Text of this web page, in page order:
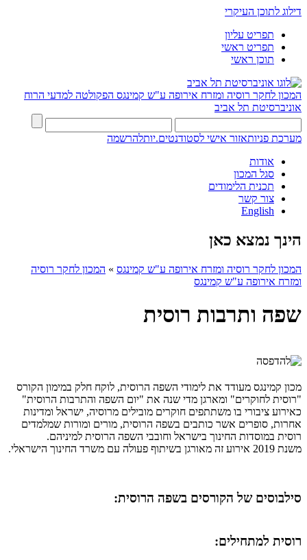
דילוג לתוכן העיקרי
תפריט עליון
תפריט ראשי
תוכן ראשי
המכון לחקר רוסיה ומזרח אירופה ע"ש קמינגס הפקולטה למדעי הרוח
אוניברסיטת תל אביב
מערכת פניותאזור אישי לסטודנטים.יותלהרשמה
אודות
סגל המכון
תכנית הלימודים
צור קשר
English
הינך נמצא כאן
המכון לחקר רוסיה ומזרח אירופה ע"ש קמינגס » המכון לחקר רוסיה
ומזרח אירופה ע"ש קמינגס
שפה ותרבות רוסית
מכון קמינגס מעודד את לימודי השפה הרוסית, לוקח חלק במימון הקורס
"רוסית לחוקרים" ומארגן מדי שנה את "יום השפה והתרבות הרוסית"
כאירוע ציבורי בו משתתפים חוקרים מובילים מרוסיה, ישראל ומדינות
אחרות, סופרים אשר כותבים בשפה הרוסית, מורים ומורות שמלמדים
רוסית במוסדות החינוך בישראל וחובבי השפה הרוסית למיניהם.
משנת 2019 אירוע זה מאורגן בשיתוף פעולה עם משרד החינוך הישראלי.
סילבוסים של הקורסים בשפה הרוסית:
רוסית למתחילים: